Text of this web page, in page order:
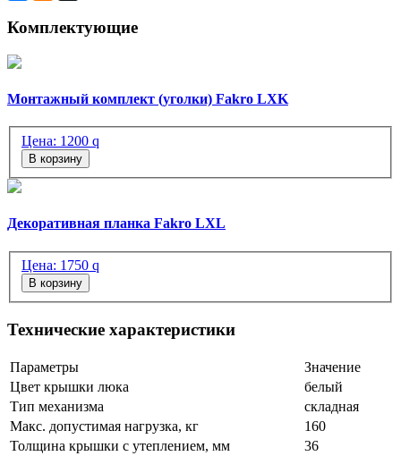
Комплектующие
Монтажный комплект (уголки) Fakro LXK
Цена: 1200 q
В корзину
Декоративная планка Fakro LXL
Цена: 1750 q
В корзину
Технические характеристики
Параметры
Значение
Цвет крышки люка
белый
Тип механизма
складная
Макс. допустимая нагрузка, кг
160
Толщина крышки с утеплением, мм
36